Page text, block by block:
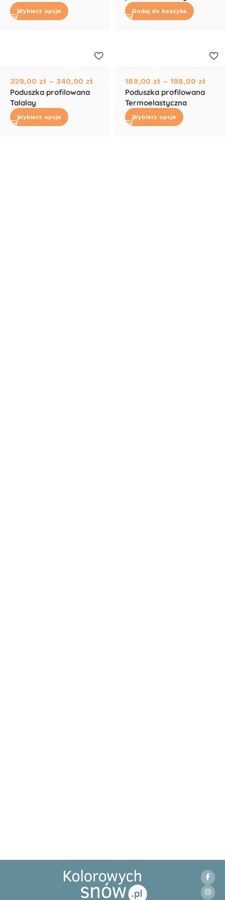
Wybierz opcje Dodaj do koszyka
329,00 zł – 340,00 zł
Poduszka profilowana
Talalay
Wybierz opcje
189,00 zł – 198,00 zł
Poduszka profilowana
Termoelastyczna
Wybierz opcje